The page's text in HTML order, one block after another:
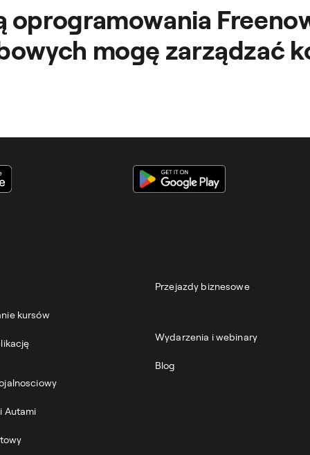
oprogramowania
mogę zarządzać
kursów
Autami
Przejazdy biznesowe
Wydarzenia i webinary
Blog